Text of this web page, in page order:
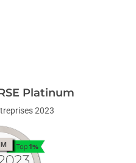
Platinum
2023